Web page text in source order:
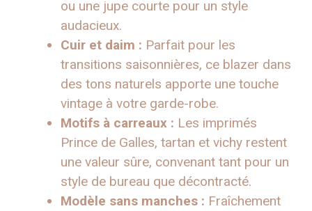
ou une jupe courte pour un style
audacieux.
Cuir et daim : Parfait pour les
transitions saisonnières, ce blazer dans
des tons naturels apporte une touche
vintage à votre garde-robe.
Motifs à carreaux : Les imprimés
Prince de Galles, tartan et vichy restent
une valeur sûre, convenant tant pour un
style de bureau que décontracté.
Modèle sans manches : Fraîchement